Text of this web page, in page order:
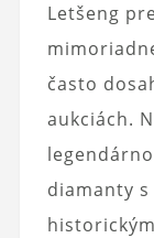
Letšeng
často
aukciách.
diamanty